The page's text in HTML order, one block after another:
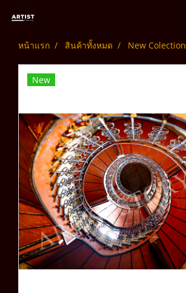
หน้าแรก สินค้าทั้งหมด New Colection
New